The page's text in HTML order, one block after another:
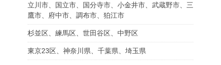
立川市、国立市、国分寺市、小金井市、武蔵野市、三
鷹市、府中市、調布市、狛江市
杉並区、練馬区、世田谷区、中野区
東京23区、神奈川県、千葉県、埼玉県